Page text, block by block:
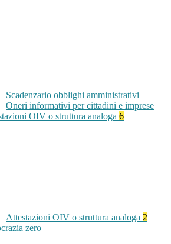
Scadenzario obblighi amministrativi
Oneri informativi per cittadini e imprese
OIV o struttura analoga 6
Attestazioni OIV o struttura analoga 2
zero